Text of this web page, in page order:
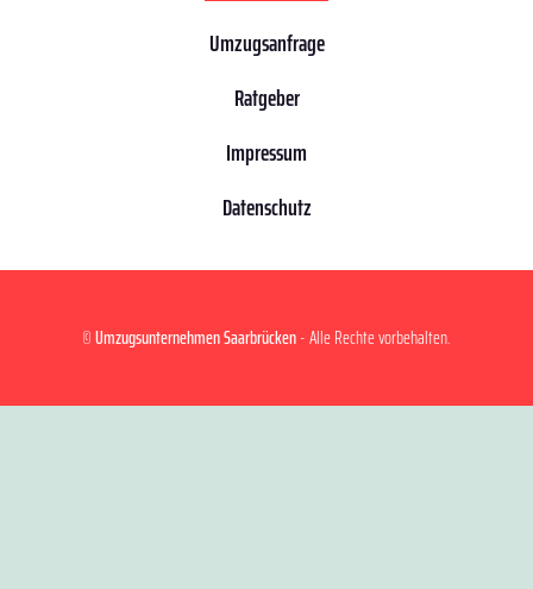
Umzugsanfrage
Ratgeber
Impressum
Datenschutz
©Umzugsunternehmen Saarbrücken- Alle Rechte vorbehalten.